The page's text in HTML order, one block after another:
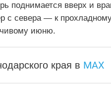
поднимается вверх и
с севера — к
июню.
края в MAX